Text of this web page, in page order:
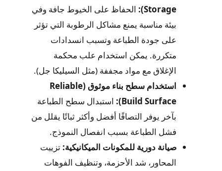
Storage):
الحفاظ على الخيوط جافة وفي
بيئة مناسبة يمنع مشاكل الرطوبة التي تؤثر
على جودة الطباعة وتسبب انسدادات
متكررة. يمكن استخدام علب محكمة
الإغلاق مع مواد مجففة (مثل السيليكا جل).
استخدام سطح بناء موثوق (Reliable
Build Surface):
استبدال سطح الطباعة
بآخر يوفر التصاقًا أفضل وأكثر ثباتًا يقلل من
فشل الطباعة بسبب انفصال النموذج.
صيانة دورية للمكونات الميكانيكية: تزييت
المحاور، شد الأحزمة، وتنظيف الفوهات